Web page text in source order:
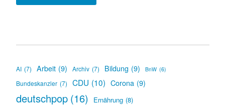
drei
AI (7) Arbeit (9) Archiv (7) Bildung (9) BnW (6)
Bundeskanzler (7) CDU (10) Corona (9)
deutschpop (16) Ernährung (8)